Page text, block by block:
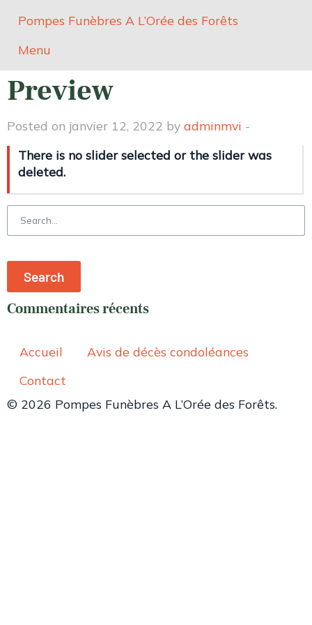
Pompes Funèbres A L’Orée des Forêts
Menu
Preview
Posted on janvier 12, 2022 by adminmvi -
There is no slider selected or the slider was
deleted.
Search
for:
Commentaires récents
Accueil
Avis de décès condoléances
Contact
© 2026 Pompes Funèbres A L’Orée des Forêts.